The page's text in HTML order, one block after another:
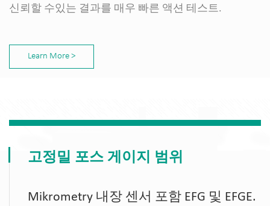
신뢰할 수있는 결과를 매우 빠른 액션 테스트.
Learn More >
고정밀 포스 게이지 범위
Mikrometry 내장 센서 포함 EFG 및 EFGE.